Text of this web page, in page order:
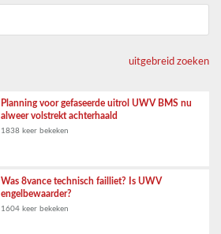
uitgebreid zoeken
Planning voor gefaseerde uitrol UWV BMS nu
alweer volstrekt achterhaald
1838 keer bekeken
Was 8vance technisch failliet? Is UWV
engelbewaarder?
1604 keer bekeken